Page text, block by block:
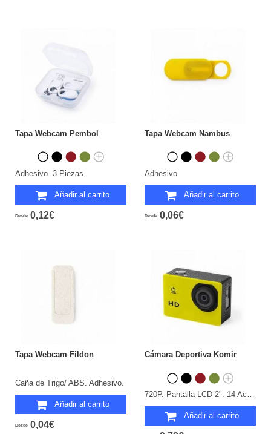
Tapa Webcam Pembol
Adhesivo. 3 Piezas.
Añadir al carrito
Desde 0,12€
Tapa Webcam Nambus
Adhesivo.
Añadir al carrito
Desde 0,06€
Tapa Webcam Fildon
Caña de Trigo/ ABS. Adhesivo.
Añadir al carrito
Desde 0,04€
Cámara Deportiva Komir
Añadir al carrito